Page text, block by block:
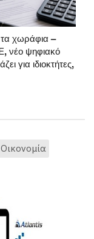
χωράφια –
νέο ψηφιακό
για ιδιοκτήτες,
Οικονομία